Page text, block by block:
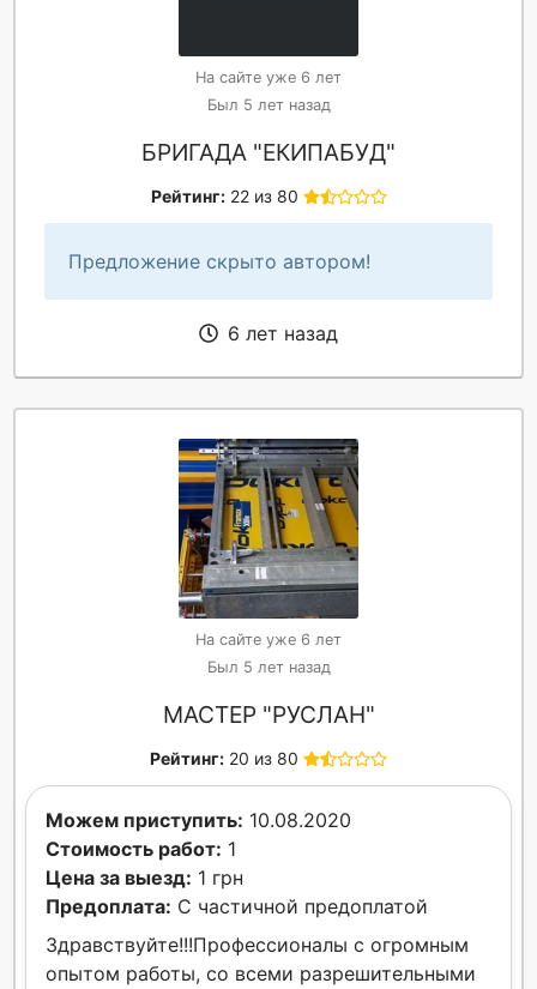
На сайте уже 6 лет
Был 5 лет назад
БРИГАДА "ЕКИПАБУД"
Рейтинг: 22 из 80
Предложение скрыто автором!
6 лет назад
На сайте уже 6 лет
Был 5 лет назад
МАСТЕР "РУСЛАН"
Рейтинг: 20 из 80
Можем приступить: 10.08.2020
Стоимость работ: 1
Цена за выезд: 1 грн
Предоплата: С частичной предоплатой
Здравствуйте!!!Профессионалы с огромным
опытом работы, со всеми разрешительными